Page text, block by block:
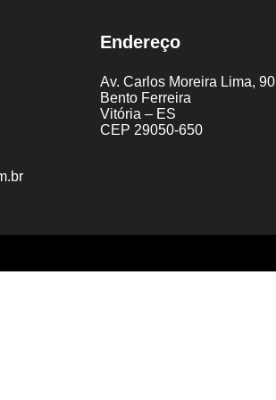
Endereço
Av. Carlos Moreira Lima, 90
Bento Ferreira
Vitória – ES
CEP 29050-650